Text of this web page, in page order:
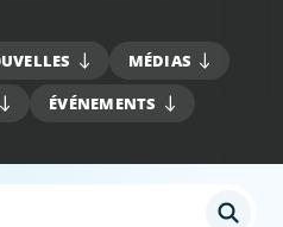
MÉDIAS
ÉVÉNEMENTS